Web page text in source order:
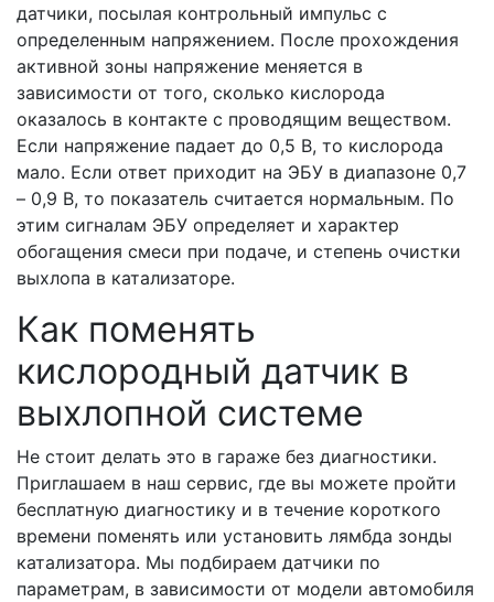
датчики, посылая контрольный импульс с
определенным напряжением. После прохождения
активной зоны напряжение меняется в
зависимости от того, сколько кислорода
оказалось в контакте с проводящим веществом.
Если напряжение падает до 0,5 В, то кислорода
мало. Если ответ приходит на ЭБУ в диапазоне 0,7
– 0,9 В, то показатель считается нормальным. По
этим сигналам ЭБУ определяет и характер
обогащения смеси при подаче, и степень очистки
выхлопа в катализаторе.
Как поменять
кислородный датчик в
выхлопной системе
Не стоит делать это в гараже без диагностики.
Приглашаем в наш сервис, где вы можете пройти
бесплатную диагностику и в течение короткого
времени поменять или установить лямбда зонды
катализатора. Мы подбираем датчики по
параметрам, в зависимости от модели автомобиля